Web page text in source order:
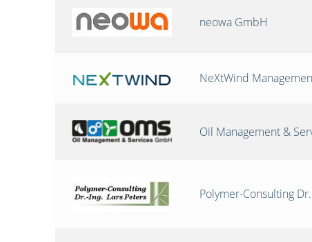
neowa GmbH
NeXtWind
Oil Management &
Polymer-Consulting